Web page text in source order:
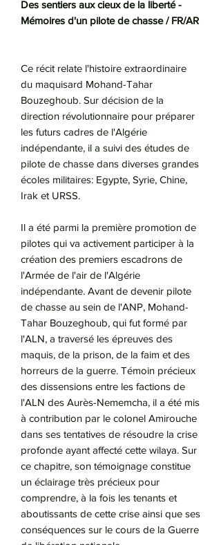
Des sentiers aux cieux de la liberté -
Mémoires d'un pilote de chasse / FR/AR
Ce récit relate l'histoire extraordinaire
du maquisard Mohand-Tahar
Bouzeghoub. Sur décision de la
direction révolutionnaire pour préparer
les futurs cadres de l'Algérie
indépendante, il a suivi des études de
pilote de chasse dans diverses grandes
écoles militaires: Egypte, Syrie, Chine,
Irak et URSS.
Il a été parmi la première promotion de
pilotes qui va activement participer à la
création des premiers escadrons de
l'Armée de l'air de l'Algérie
indépendante. Avant de devenir pilote
de chasse au sein de l'ANP, Mohand-
Tahar Bouzeghoub, qui fut formé par
l'ALN, a traversé les épreuves des
maquis, de la prison, de la faim et des
horreurs de la guerre. Témoin précieux
des dissensions entre les factions de
l'ALN des Aurès-Nememcha, il a été mis
à contribution par le colonel Amirouche
dans ses tentatives de résoudre la crise
profonde ayant affecté cette wilaya. Sur
ce chapitre, son témoignage constitue
un éclairage très précieux pour
comprendre, à la fois les tenants et
aboutissants de cette crise ainsi que ses
conséquences sur le cours de la Guerre